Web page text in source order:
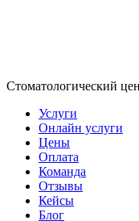
Стоматологический
Услуги
Онлайн услуги
Цены
Оплата
Команда
Отзывы
Кейсы
Блог